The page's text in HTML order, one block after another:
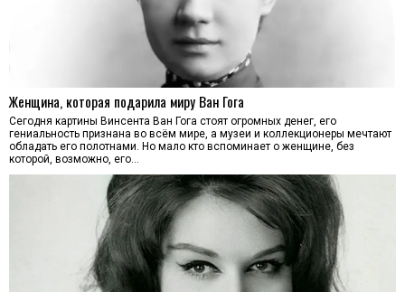
Женщина, которая подарила миру Ван Гога
Сегодня картины Винсента Ван Гога стоят огромных денег, его
гениальность признана во всём мире, а музеи и коллекционеры мечтают
обладать его полотнами. Но мало кто вспоминает о женщине, без
которой, возможно, его…